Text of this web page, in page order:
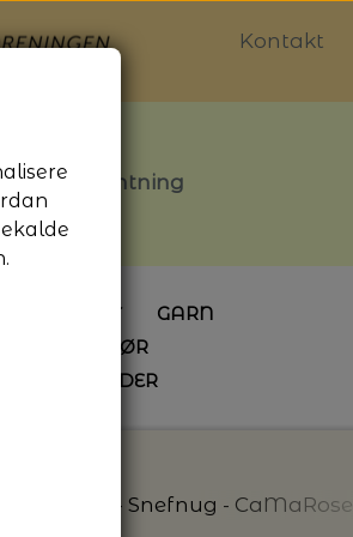
Kontakt
afhentning
GARN
SYTILBEHØR
ÅBNINGSTIDER
- 7783 - Snefnug - CaMaRose